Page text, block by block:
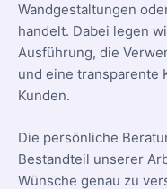
Wandgestaltungen
handelt. Dabei legen
Ausführung, die
und eine transparente
Kunden.
Die persönliche
Bestandteil unserer
Wünsche genau zu